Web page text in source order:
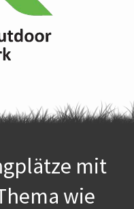
mit
wie